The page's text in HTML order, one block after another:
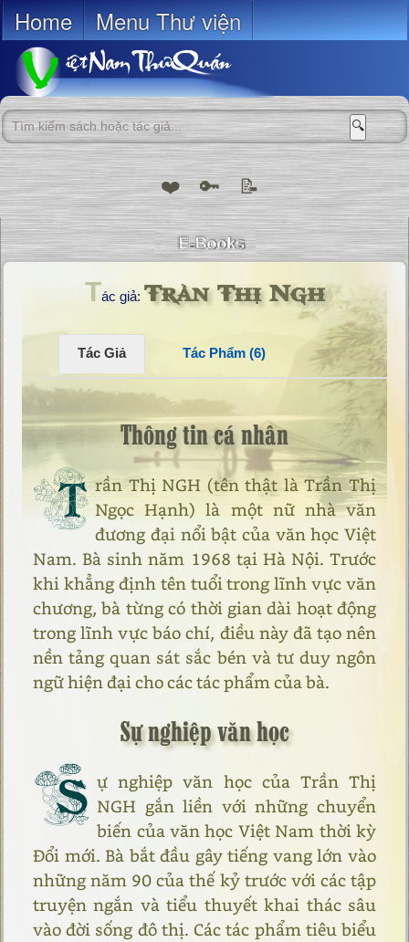
Home Menu Thư viện
🔍
❤️ 🔑 📝
Tác giả: Trần Thị Ngh
Tác Giả Tác Phẩm (6)
Thông tin cá nhân
T rần Thị NGH (tên thật là Trần Thị
Ngọc Hạnh) là một nữ nhà văn
đương đại nổi bật của văn học Việt
Nam. Bà sinh năm 1968 tại Hà Nội. Trước
khi khẳng định tên tuổi trong lĩnh vực văn
chương, bà từng có thời gian dài hoạt động
trong lĩnh vực báo chí, điều này đã tạo nên
nền tảng quan sát sắc bén và tư duy ngôn
ngữ hiện đại cho các tác phẩm của bà.
Sự nghiệp văn học
S ự nghiệp văn học của Trần Thị
NGH gắn liền với những chuyển
biến của văn học Việt Nam thời kỳ
Đổi mới. Bà bắt đầu gây tiếng vang lớn vào
những năm 90 của thế kỷ trước với các tập
truyện ngắn và tiểu thuyết khai thác sâu
vào đời sống đô thị. Các tác phẩm tiêu biểu